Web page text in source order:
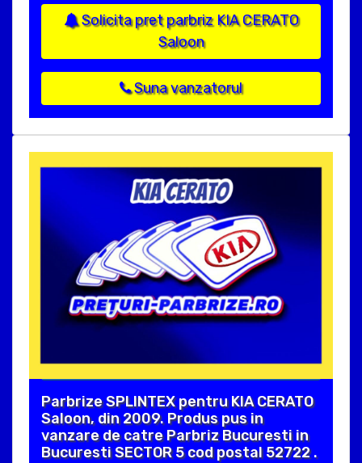
Solicita pret parbriz KIA CERATO
Saloon
Suna vanzatorul
Parbrize SPLINTEX pentru KIA CERATO
Saloon, din 2009. Produs pus in
vanzare de catre Parbriz Bucuresti in
Bucuresti SECTOR 5 cod postal 52722 .